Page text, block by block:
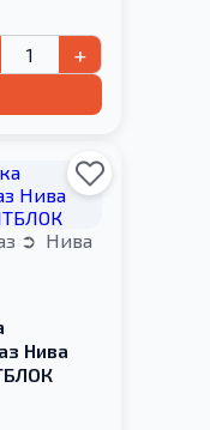
+
Нива
Нива